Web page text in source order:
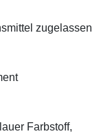
zugelassen
Farbstoff,